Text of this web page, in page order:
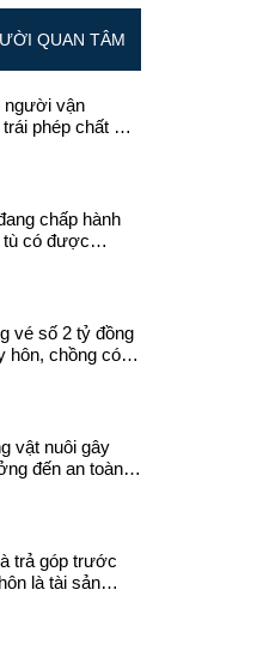
QUAN TÂM
người vận
phép chất ma
chấp hành
tù có được
vé số 2 tỷ đồng
hôn, chồng có
vật nuôi gây
đến an toàn
trả góp trước
là tài sản